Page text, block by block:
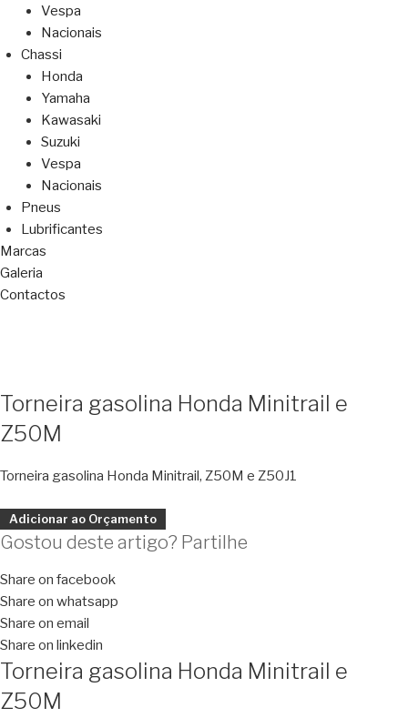
Vespa
Nacionais
Chassi
Honda
Yamaha
Kawasaki
Suzuki
Vespa
Nacionais
Pneus
Lubrificantes
Marcas
Galeria
Contactos
Torneira gasolina Honda Minitrail e
Z50M
Torneira gasolina Honda Minitrail, Z50M e Z50J1
Adicionar ao Orçamento
Gostou deste artigo? Partilhe
Share on facebook
Share on whatsapp
Share on email
Share on linkedin
Torneira gasolina Honda Minitrail e
Z50M